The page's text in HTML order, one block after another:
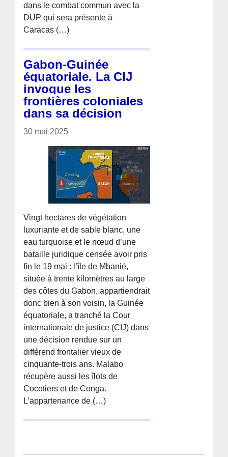
dans le combat commun avec la
DUP qui sera présente à
Caracas (…)
Gabon-Guinée
équatoriale. La CIJ
invoque les
frontières coloniales
dans sa décision
30 mai 2025
Vingt hectares de végétation
luxuriante et de sable blanc, une
eau turquoise et le nœud d’une
bataille juridique censée avoir pris
fin le 19 mai : l’île de Mbanié,
située à trente kilomètres au large
des côtes du Gabon, appartiendrait
donc bien à son voisin, la Guinée
équatoriale, a tranché la Cour
internationale de justice (CIJ) dans
une décision rendue sur un
différend frontalier vieux de
cinquante-trois ans. Malabo
récupère aussi les îlots de
Cocotiers et de Conga.
L’appartenance de (…)